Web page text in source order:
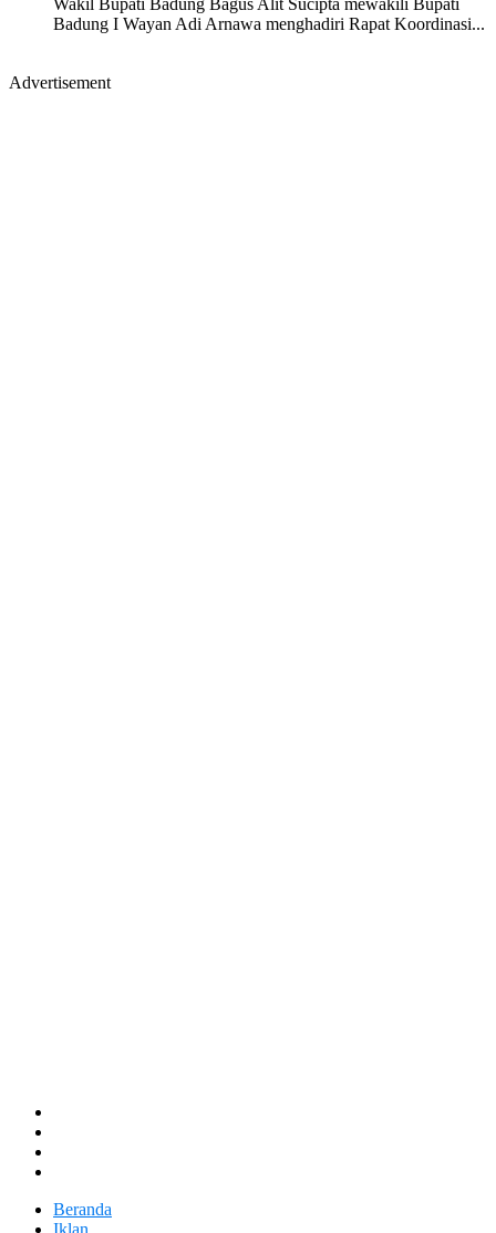
Wakil Bupati Badung Bagus Alit Sucipta mewakili Bupati
Badung I Wayan Adi Arnawa menghadiri Rapat Koordinasi...
Advertisement
Beranda
Iklan